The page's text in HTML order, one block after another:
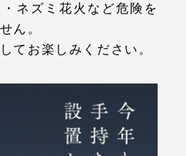
ネズミ花火など危険を
ん。
てお楽しみください。